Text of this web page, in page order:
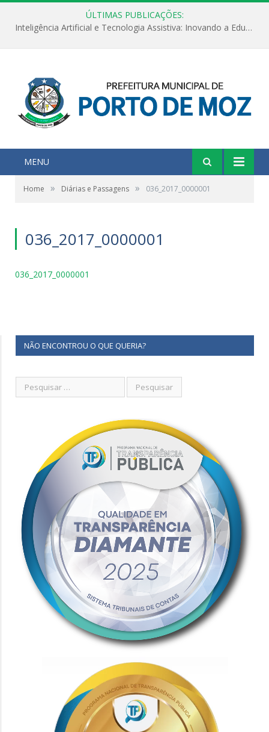
ÚLTIMAS PUBLICAÇÕES:
Inteligência Artificial e Tecnologia Assistiva: Inovando a Educação Especial e Inclusiva
MENU
Home » Diárias e Passagens » 036_2017_0000001
036_2017_0000001
036_2017_0000001
NÃO ENCONTROU O QUE QUERIA?